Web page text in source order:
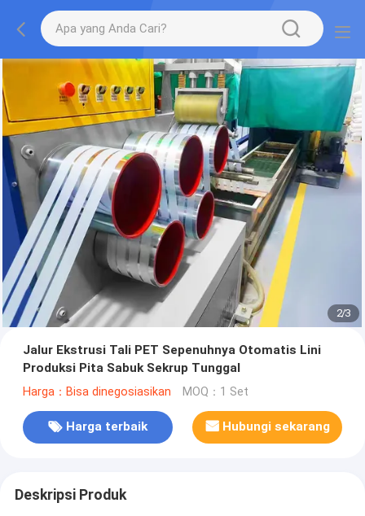
2/3
Jalur Ekstrusi Tali PET Sepenuhnya Otomatis Lini
Produksi Pita Sabuk Sekrup Tunggal
Harga：Bisa dinegosiasikan MOQ：1 Set
Harga terbaik Hubungi sekarang
Deskripsi Produk